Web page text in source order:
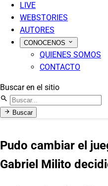
LIVE
WEBSTORIES
AUTORES
CONOCENOS
QUIENES SOMOS
CONTACTO
Buscar en el sitio
Buscar
Pudo cambiar el
Gabriel Milito